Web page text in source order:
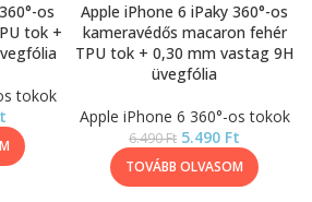
os
tok +
tokok
Apple iPhone 6 iPaky 360°-os
kameravédős macaron fehér
TPU tok + 0,30 mm vastag 9H
üvegfólia
Apple iPhone 6 360°-os tokok
6.490Ft 5.490 Ft
TOVÁBB OLVASOM